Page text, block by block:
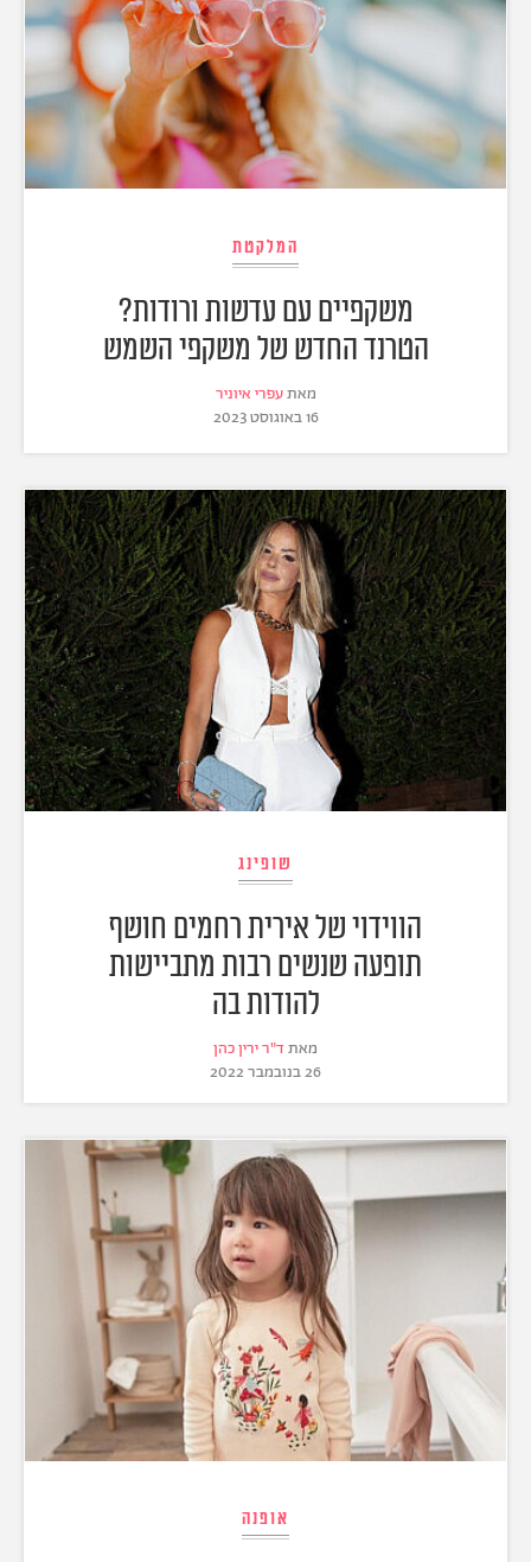
המלקטת
משקפיים עם עדשות ורודות?
הטרנד החדש של משקפי השמש
מאתעפרי איוניר
16 באוגוסט 2023
שופינג
הווידוי של אירית רחמים חושף
תופעה שנשים רבות מתביישות
להודות בה
מאת ד"ר ירין כהן
26 בנובמבר 2022
אופנה